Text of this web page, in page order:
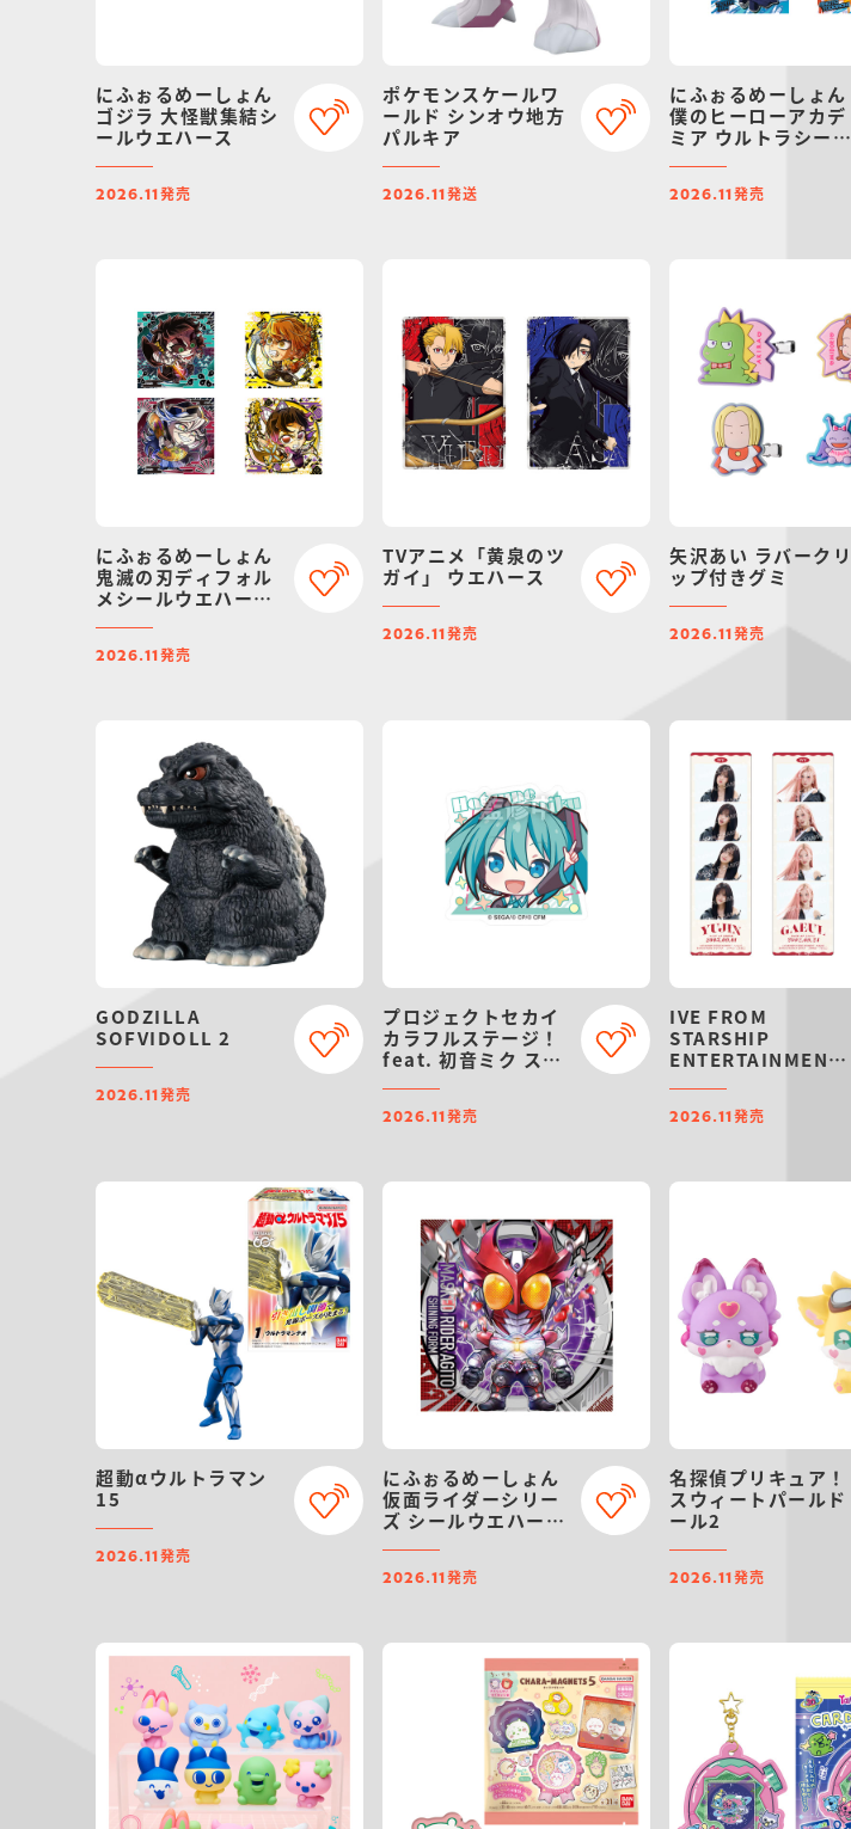
にふぉるめーしょん
ゴジラ 大怪獣集結シ
ールウエハース
2026.11 発売
ポケモンスケールワ
ールド シンオウ地方
パルキア
2026.11 発送
にふぉるめーしょん
僕のヒーローアカデ
ミア ウルトラシール
2026.11 発売
にふぉるめーしょん
鬼滅の刃ディフォル
メシールウエハース
2026.11 発売
TVアニメ「黄泉のツ
ガイ」 ウエハース
2026.11 発売
矢沢あい ラバークリ
ップ付きグミ
2026.11 発売
GODZILLA
SOFVIDOLL 2
2026.11 発売
プロジェクトセカイ
カラフルステージ！
feat. 初音ミク ステ
2026.11 発売
IVE FROM
STARSHIP
ENTERTAINMENT
チ
2026.11 発売
超動αウルトラマン
15
2026.11 発売
にふぉるめーしょん
仮面ライダーシリー
ズ シールウエハース
2026.11 発売
名探偵プリキュア！
スウィートパールド
ール2
2026.11 発売